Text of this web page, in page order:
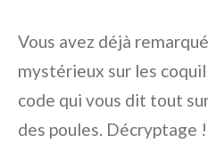
Vous avez déjà
mystérieux sur les
code qui vous dit tout
des poules. Décryptage !